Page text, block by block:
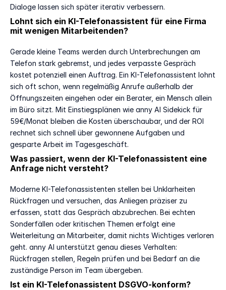
Dialoge lassen sich später iterativ verbessern.
Lohnt sich ein KI-Telefonassistent für eine Firma
mit wenigen Mitarbeitenden?
Gerade kleine Teams werden durch Unterbrechungen am
Telefon stark gebremst, und jedes verpasste Gespräch
kostet potenziell einen Auftrag. Ein KI-Telefonassistent lohnt
sich oft schon, wenn regelmäßig Anrufe außerhalb der
Öffnungszeiten eingehen oder ein Berater, ein Mensch allein
im Büro sitzt. Mit Einstiegsplänen wie anny AI Sidekick für
59€/Monat bleiben die Kosten überschaubar, und der ROI
rechnet sich schnell über gewonnene Aufgaben und
gesparte Arbeit im Tagesgeschäft.
Was passiert, wenn der KI-Telefonassistent eine
Anfrage nicht versteht?
Moderne KI-Telefonassistenten stellen bei Unklarheiten
Rückfragen und versuchen, das Anliegen präziser zu
erfassen, statt das Gespräch abzubrechen. Bei echten
Sonderfällen oder kritischen Themen erfolgt eine
Weiterleitung an Mitarbeiter, damit nichts Wichtiges verloren
geht. anny AI unterstützt genau dieses Verhalten:
Rückfragen stellen, Regeln prüfen und bei Bedarf an die
zuständige Person im Team übergeben.
Ist ein KI-Telefonassistent DSGVO-konform?